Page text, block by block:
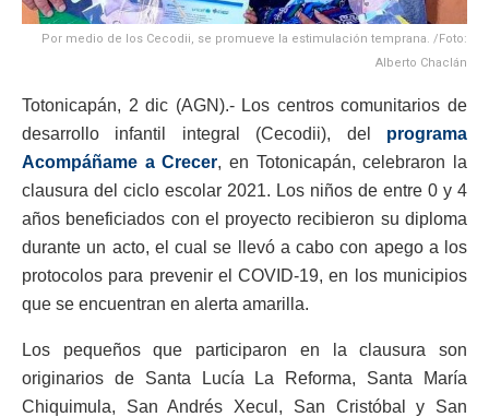
Por medio de los Cecodii, se promueve la estimulación temprana. /Foto:
Alberto Chaclán
Totonicapán, 2 dic (AGN).- Los centros comunitarios de
desarrollo infantil integral (Cecodii), del programa
Acompáñame a Crecer, en Totonicapán, celebraron la
clausura del ciclo escolar 2021. Los niños de entre 0 y 4
años beneficiados con el proyecto recibieron su diploma
durante un acto, el cual se llevó a cabo con apego a los
protocolos para prevenir el COVID-19, en los municipios
que se encuentran en alerta amarilla.
Los pequeños que participaron en la clausura son
originarios de Santa Lucía La Reforma, Santa María
Chiquimula, San Andrés Xecul, San Cristóbal y San